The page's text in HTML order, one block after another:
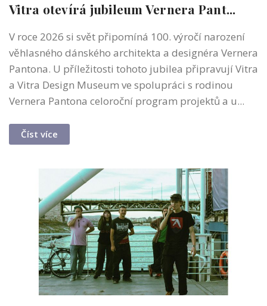
Vitra otevírá jubileum Vernera Pant...
V roce 2026 si svět připomíná 100. výročí narození
věhlasného dánského architekta a designéra Vernera
Pantona. U příležitosti tohoto jubilea připravují Vitra
a Vitra Design Museum ve spolupráci s rodinou
Vernera Pantona celoroční program projektů a u...
Číst více